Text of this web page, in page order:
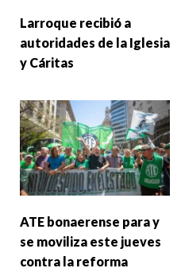
Larroque recibió a
autoridades de la Iglesia
y Cáritas
ATE bonaerense para y
se moviliza este jueves
contra la reforma